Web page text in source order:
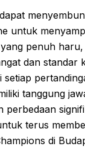
untuk
penuh
dan standar
tanggung
terus
di